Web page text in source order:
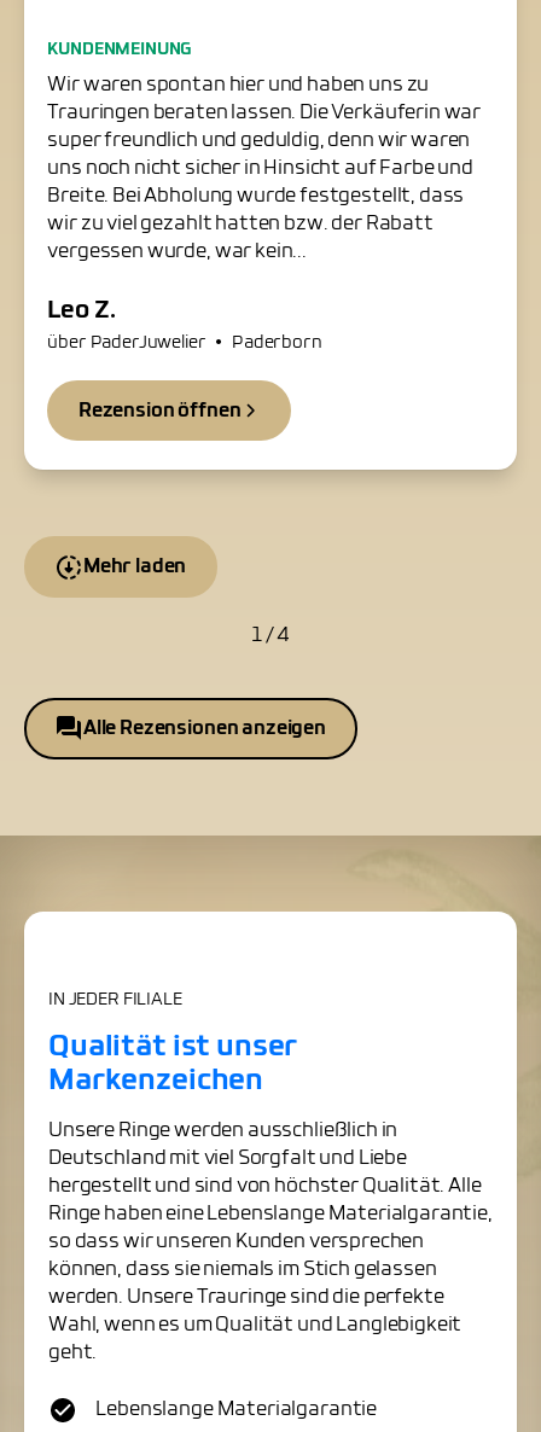
Freundliche Trauringschmiede
in Paderborn
KUNDENMEINUNG
Wir waren spontan hier und haben uns zu
Trauringen beraten lassen. Die Verkäuferin war
super freundlich und geduldig, denn wir waren
uns noch nicht sicher in Hinsicht auf Farbe und
Breite. Bei Abholung wurde festgestellt, dass
wir zu viel gezahlt hatten bzw. der Rabatt
vergessen wurde, war kein...
Leo Z.
über PaderJuwelier • Paderborn
Rezension öffnen
Mehr laden
1 / 4
Alle Rezensionen anzeigen
IN JEDER FILIALE
Qualität ist unser
Markenzeichen
Unsere Ringe werden ausschließlich in
Deutschland mit viel Sorgfalt und Liebe
hergestellt und sind von höchster Qualität. Alle
Ringe haben eine Lebenslange Materialgarantie,
so dass wir unseren Kunden versprechen
können, dass sie niemals im Stich gelassen
werden. Unsere Trauringe sind die perfekte
Wahl, wenn es um Qualität und Langlebigkeit
geht.
Lebenslange Materialgarantie